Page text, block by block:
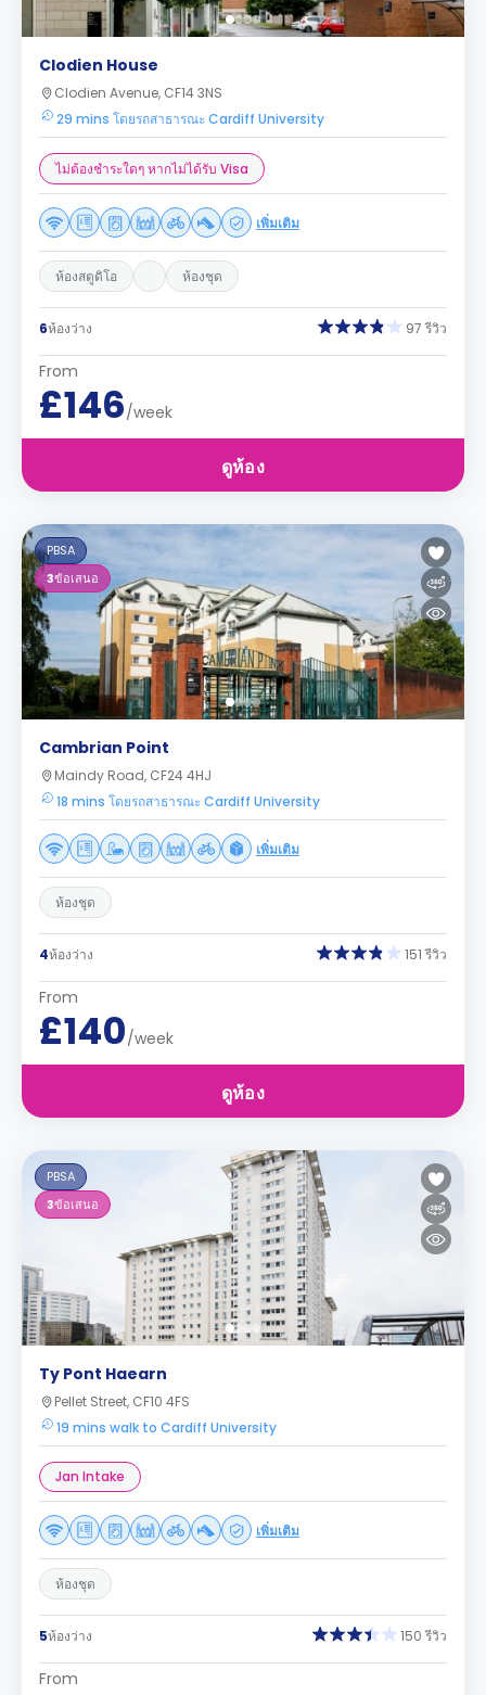
Clodien House
Clodien Avenue, CF14 3NS
29 mins โดยรถสาธารณะ Cardiff University
ไม่ต้องชำระใดๆ หากไม่ได้รับ Visa
เพิ่มเติม
ห้องสตูดิโอ ห้องชุด
6ห้องว่าง 97 รีวิว
From
£146/week
ดูห้อง
PBSA
3ข้อเสนอ
Cambrian Point
Maindy Road, CF24 4HJ
18 mins โดยรถสาธารณะ Cardiff University
เพิ่มเติม
ห้องชุด
4ห้องว่าง 151 รีวิว
From
£140/week
ดูห้อง
PBSA
3ข้อเสนอ
Ty Pont Haearn
Pellet Street, CF10 4FS
19 mins walk to Cardiff University
Jan Intake
เพิ่มเติม
ห้องชุด
5ห้องว่าง 150 รีวิว
From